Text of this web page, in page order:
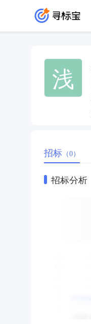
浅
招标 （0）
招标分析